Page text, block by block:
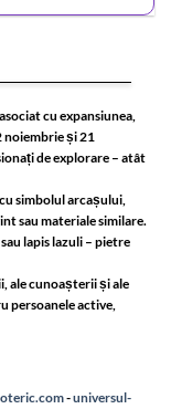
cu expansiunea,
noiembrie și 21
de explorare – atât
simbolul arcașului,
sau materiale similare.
lapis lazuli – pietre
ale cunoașterii și ale
persoanele active,
-universul-